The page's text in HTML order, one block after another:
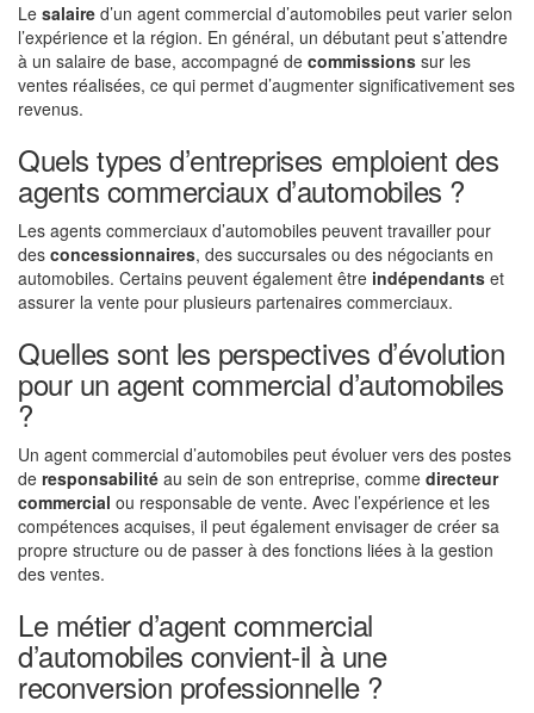
Le salaire d’un agent commercial d’automobiles peut varier selon
l’expérience et la région. En général, un débutant peut s’attendre
à un salaire de base, accompagné de commissions sur les
ventes réalisées, ce qui permet d’augmenter significativement ses
revenus.
Quels types d’entreprises emploient des
agents commerciaux d’automobiles ?
Les agents commerciaux d’automobiles peuvent travailler pour
des concessionnaires, des succursales ou des négociants en
automobiles. Certains peuvent également être indépendants et
assurer la vente pour plusieurs partenaires commerciaux.
Quelles sont les perspectives d’évolution
pour un agent commercial d’automobiles
?
Un agent commercial d’automobiles peut évoluer vers des postes
de responsabilité au sein de son entreprise, comme directeur
commercial ou responsable de vente. Avec l’expérience et les
compétences acquises, il peut également envisager de créer sa
propre structure ou de passer à des fonctions liées à la gestion
des ventes.
Le métier d’agent commercial
d’automobiles convient-il à une
reconversion professionnelle ?